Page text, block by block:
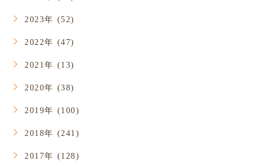
2023年 (52)
2022年 (47)
2021年 (13)
2020年 (38)
2019年 (100)
2018年 (241)
2017年 (128)